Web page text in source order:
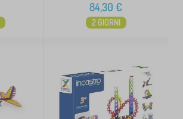
84,30 €
2 GIORNI